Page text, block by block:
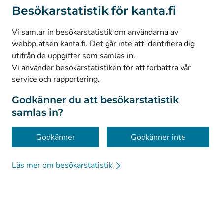
Besökarstatistik för kanta.fi
Vi samlar in besökarstatistik om användarna av
webbplatsen kanta.fi. Det går inte att identifiera dig
utifrån de uppgifter som samlas in.
Vi använder besökarstatistiken för att förbättra vår
service och rapportering.
Godkänner du att besökarstatistik
samlas in?
Godkänner Godkänner inte
Läs mer om besökarstatistik
LinkedIn(Avautuu uuteen välilehteen)
Facebook
Avautuu uuteen välilehteen)
© Kanta-Palvelut, Kansaneläkelaitos
Dataskydd
Om webbplatsen
Tillgänglighet
Kakor